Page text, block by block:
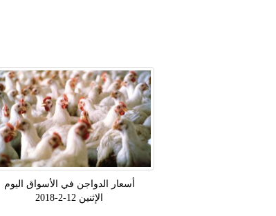
أسعار الدواجن في الأسواق اليوم
الإثنين 12-2-2018